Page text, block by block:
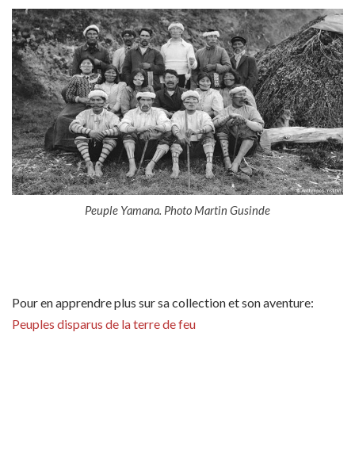
Peuple Yamana. Photo Martin Gusinde
Pour en apprendre plus sur sa collection et son aventure:
Peuples disparus de la terre de feu